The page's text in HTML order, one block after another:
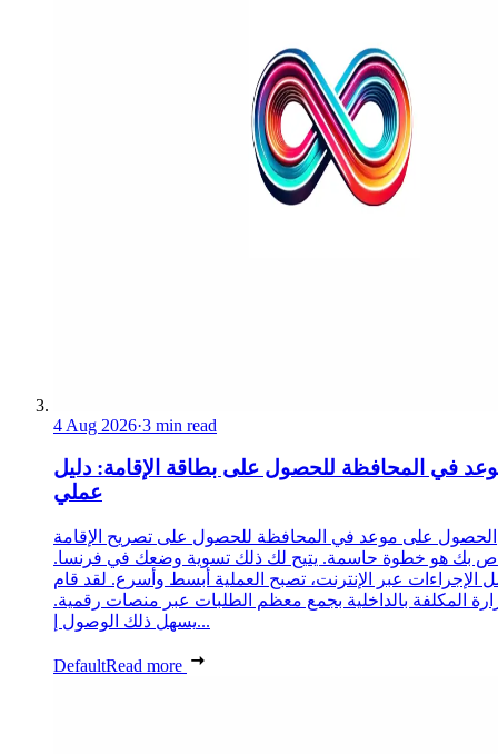
4 Aug 2026·3 min read
في المحافظة للحصول على بطاقة الإقامة: دليل
عملي
الحصول على موعد في المحافظة للحصول على تصريح الإقامة
بك هو خطوة حاسمة. يتيح لك ذلك تسوية وضعك في فرنسا.
الإجراءات عبر الإنترنت، تصبح العملية أبسط وأسرع. لقد قام
المكلفة بالداخلية بجمع معظم الطلبات عبر منصات رقمية.
يسهل ذلك الوصول إ...
DefaultRead more